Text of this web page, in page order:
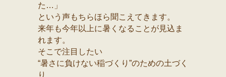
た…」
という声もちらほら聞こえてきます。
来年も今年以上に暑くなることが見込ま
れます。
そこで注目したい
“暑さに負けない稲づくり”のための土づく
り